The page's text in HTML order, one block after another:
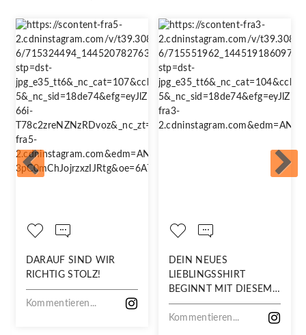
DARAUF SIND WIR
RICHTIG STOLZ!
Kommentieren...
DEIN NEUES
LIEBLINGSSHIRT
BEGINNT MIT DIESEM
STOFF
Kommentieren...